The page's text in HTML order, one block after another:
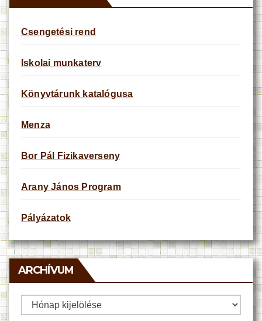
Csengetési rend
Iskolai munkaterv
Könyvtárunk katalógusa
Menza
Bor Pál Fizikaverseny
Arany János Program
Pályázatok
ARCHÍVUM
Archívum